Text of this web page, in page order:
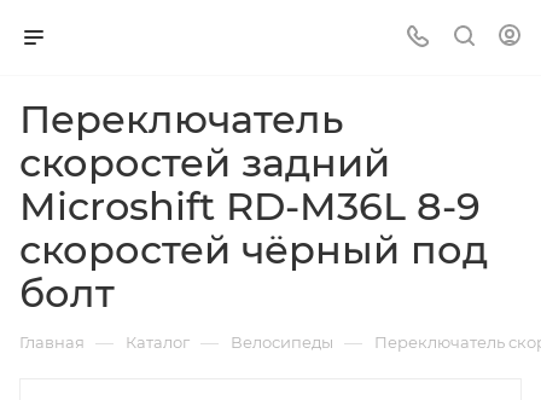
Переключатель
скоростей задний
Microshift RD-M36L 8-9
скоростей чёрный под
болт
Главная — Каталог — Велосипеды — Переключатель